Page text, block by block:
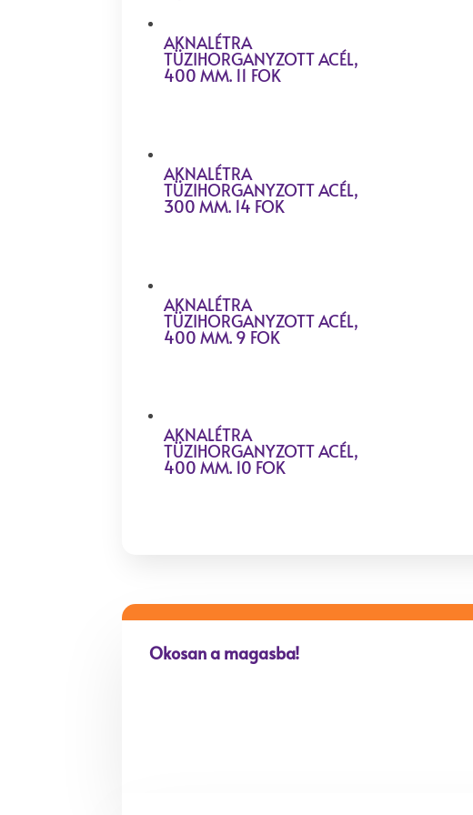
AKNALÉTRA
TÜZIHORGANYZOTT ACÉL,
400 MM. 11 FOK
AKNALÉTRA
TÜZIHORGANYZOTT ACÉL,
300 MM. 14 FOK
AKNALÉTRA
TÜZIHORGANYZOTT ACÉL,
400 MM. 9 FOK
AKNALÉTRA
TÜZIHORGANYZOTT ACÉL,
400 MM. 10 FOK
Okosan a magasba!